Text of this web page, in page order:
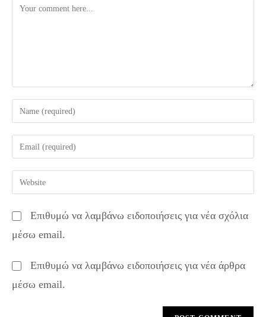
Comment
Enter
your
name
comment
Enter
your
email
address
comment
Enter
your
URL
(optional)
Επιθυμώ να λαμβάνω ειδοποιήσεις για νέα σχόλια
μέσω email.
Επιθυμώ να λαμβάνω ειδοποιήσεις για νέα άρθρα
μέσω email.